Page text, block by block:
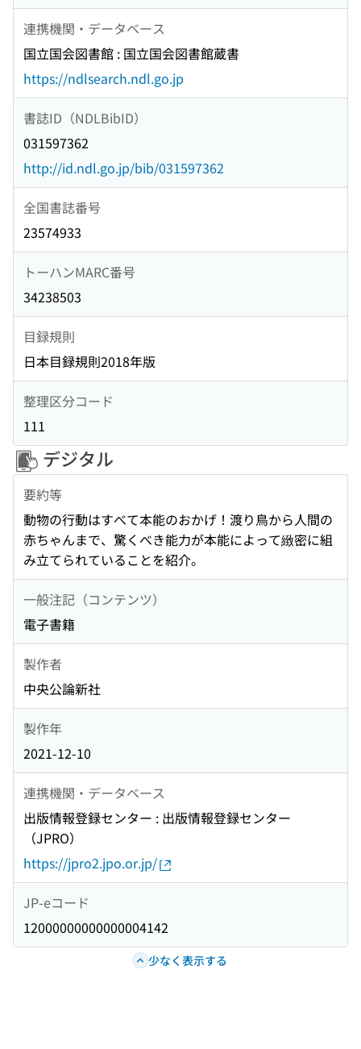
連携機関・データベース
国立国会図書館 : 国立国会図書館蔵書
https://ndlsearch.ndl.go.jp
書誌ID（NDLBibID）
031597362
http://id.ndl.go.jp/bib/031597362
全国書誌番号
23574933
トーハンMARC番号
34238503
目録規則
日本目録規則2018年版
整理区分コード
111
デジタル
要約等
動物の行動はすべて本能のおかげ！渡り鳥から人間の
赤ちゃんまで、驚くべき能力が本能によって緻密に組
み立てられていることを紹介。
一般注記（コンテンツ）
電子書籍
製作者
中央公論新社
製作年
2021-12-10
連携機関・データベース
出版情報登録センター : 出版情報登録センター
（JPRO）
https://jpro2.jpo.or.jp/
JP-eコード
12000000000000004142
少なく表示する